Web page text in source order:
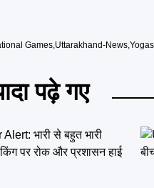
Games,Uttarakhand-News,
पढ़े गए